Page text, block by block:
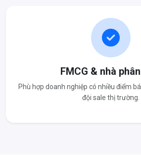
FMCG & nhà
Phù hợp doanh nghiệp có nhiều điểm
đội sale thị trường.